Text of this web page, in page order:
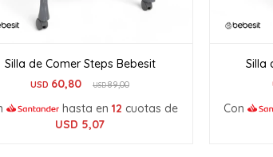
Silla de Comer Steps Bebesit
USD 60,80 USD89,00
hasta en 12 cuotas de
USD 5,07
Silla
Con